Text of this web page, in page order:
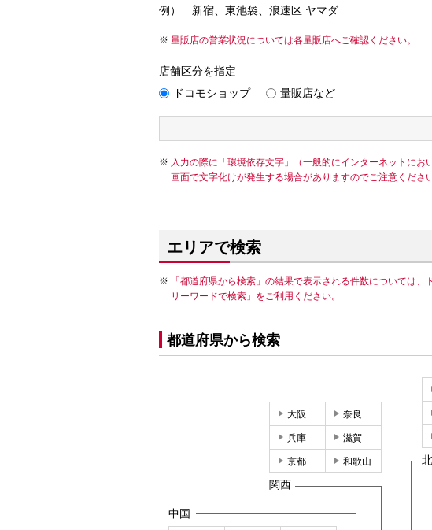
例） 新宿、東池袋、浪速区 ヤマダ
量販店の営業状況については各量販店へご確認ください。
店舗区分を指定
ドコモショップ
量販店など
入力の際に「環境依存文字」（一般的にインターネットに
画面で文字化けが発生する場合がありますのでご注意ください
エリアで検索
「都道府県から検索」の結果で表示される件数については
リーワードで検索」をご利用ください。
都道府県から検索
大阪 奈良
兵庫 滋賀
京都 和歌山
関西
中国